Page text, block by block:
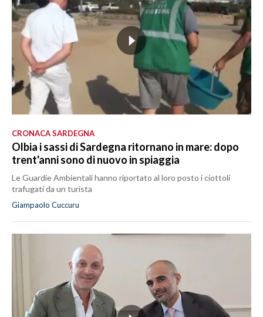
CRONACA SARDEGNA
Olbia i sassi di Sardegna ritornano in mare: dopo
trent'anni sono di nuovo in spiaggia
Le Guardie Ambientali hanno riportato al loro posto i ciottoli
trafugati da un turista
Giampaolo Cuccuru